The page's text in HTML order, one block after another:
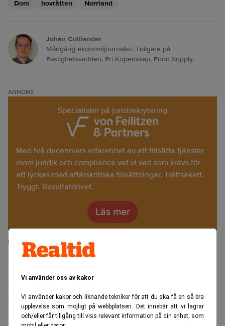
Vi använder oss av kakor
Vi använder kakor och liknande tekniker för att du ska få en så bra
upplevelse som möjligt på webbplatsen. Det innebär att vi lagrar
och/eller får tillgång till viss relevant information på din enhet, som
Dom hovrätten Norrland
Johan Colliander
Mångårig ekonomijournalist. Tidigare på
Fastighetsvärlden, Fri Köpenskap, Food Supply.
ANNONS
Specialister på juristrekrytering
Med två decenniers erfarenhet av att tillsätta tjänster
inom juridik och compliance vet vi vad som krävs för
att lyckas med affärskritiska tillsättningar. Träffsäkert.
Tryggt. Resultatdrivet.
Läs mer
Senaste lediga jobben
Bolagsjurist till Eltel AB
Sista ansökningsdag:21/08/2026
Medarbetare inom Intern styrning och kontroll till Alecta